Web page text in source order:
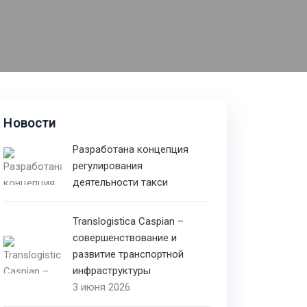
Новости
Разработана концепция
регулирования
деятельности такси
Translogistica Caspian –
совершенствование и
развитие транспортной
инфраструктуры
3 июня 2026